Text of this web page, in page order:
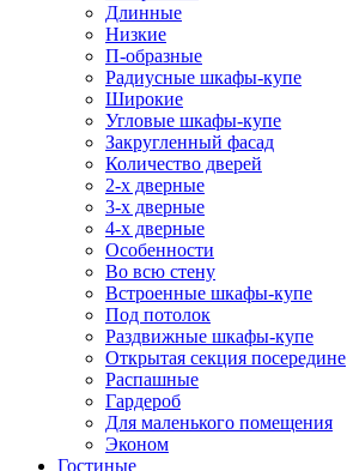
Длинные
Низкие
П-образные
Радиусные шкафы-купе
Широкие
Угловые шкафы-купе
Закругленный фасад
Количество дверей
2-х дверные
3-х дверные
4-х дверные
Особенности
Во всю стену
Встроенные шкафы-купе
Под потолок
Раздвижные шкафы-купе
Открытая секция посередине
Распашные
Гардероб
Для маленького помещения
Эконом
Гостиные